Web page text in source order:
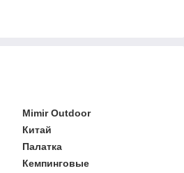
Mimir Outdoor
Китай
Палатка
Кемпинговые